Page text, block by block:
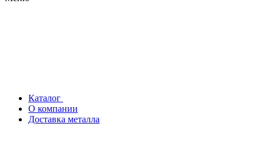
Каталог
О компании
Доставка металла